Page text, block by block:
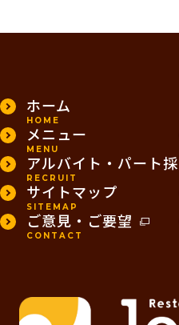
ホーム
HOME
メニュー
MENU
アルバイト・パート
RECRUIT
サイトマップ
SITEMAP
ご意見・ご要望
CONTACT